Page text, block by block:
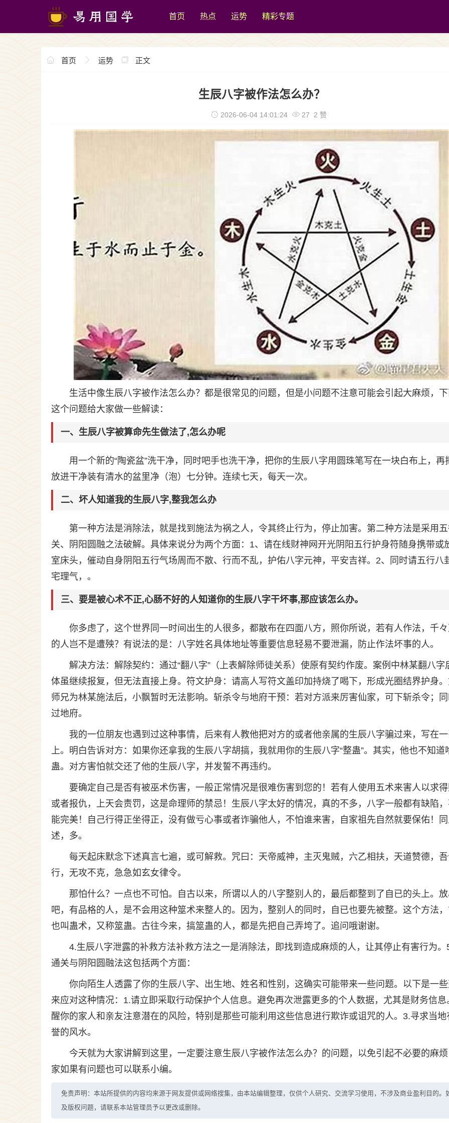
首页 热点 运势 精彩专题
首页 运势 正文
生辰八字被作法怎么办？
2026-06-04 14:01:24 27 2 赞
生活中像生辰八字被作法怎么办？都是很常见的问题，但是小问题不注意可能会引起大麻烦，
这个问题给大家做一些解读：
一、生辰八字被算命先生做法了,怎么办呢
用一个新的“陶瓷盆”洗干净，同时吧手也洗干净，把你的生辰八字用圆珠笔写在一块白布上，再
放进干净装有清水的盆里净（泡）七分钟。连续七天，每天一次。
二、坏人知道我的生辰八字,整我怎么办
第一种方法是消除法，就是找到施法为祸之人，令其终止行为，停止加害。第二种方法是采用
关、阴阳圆融之法破解。具体来说分为两个方面：1、请在线财神网开光阴阳五行护身符随身携带或
室床头，催动自身阴阳五行气场周而不散、行而不乱，护佑八字元神，平安吉祥。2、同时请五行八
宅理气，。
三、要是被心术不正,心肠不好的人知道你的生辰八字干坏事,那应该怎么办。
你多虑了，这个世界同一时间出生的人很多，都散布在四面八方，照你所说，若有人作法，千
的人岂不是遭殃？有说法的是：八字姓名具体地址等重要信息轻易不要泄漏，防止作法坏事的人。
解决方法：解除契约：通过“翻八字”（上表解除师徒关系）使原有契约作废。案例中林某翻八字
体虽继续报复，但无法直接上身。符文护身：请高人写符文盖印加持烧了喝下，形成光圈结界护身
师兄为林某施法后，小飘暂时无法影响。斩杀令与地府干预：若对方派来厉害仙家，可下斩杀令；
过地府。
我的一位朋友也遇到过这种事情，后来有人教他把对方的或者他亲属的生辰八字骗过来，写在
上。明白告诉对方：如果你还拿我的生辰八字胡搞，我就用你的生辰八字“整蛊”。其实，他也不知道
蛊。对方害怕就交还了他的生辰八字，并发誓不再违约。
要确定自己是否有被巫术伤害，一般正常情况是很难伤害到您的！若有人使用五术来害人以求
或者报仇，上天会责罚，这是命理师的禁忌！生辰八字太好的情况，真的不多，八字一般都有缺陷
能完美！自己行得正坐得正，没有做亏心事或者诈骗他人，不怕谁来害，自家祖先自然就要保佑！
述，多。
每天起床默念下述真言七遍，或可解救。咒曰：天帝威神，主灭鬼贼，六乙相扶，天道赞德，
行，无攻不克，急急如玄女律令。
那怕什么？一点也不可怕。自古以来，所谓以人的八字整别人的，最后都整到了自已的头上。
吧，有品格的人，是不会用这种筮术来整人的。因为，整别人的同时，自已也要先被整。这个方法
也叫蛊术，又称筮蛊。古往今来，搞筮蛊的人，都是先把自己弄垮了。追问哦谢谢。
4.生辰八字泄露的补救方法补救方法之一是消除法，即找到造成麻烦的人，让其停止有害行为。
通关与阴阳圆融法这包括两个方面：
你向陌生人透露了你的生辰八字、出生地、姓名和性别，这确实可能带来一些问题。以下是一
来应对这种情况：1.请立即采取行动保护个人信息。避免再次泄露更多的个人数据，尤其是财务信息
醒你的家人和亲友注意潜在的风险，特别是那些可能利用这些信息进行欺诈或诅咒的人。3.寻求当地
誉的风水。
今天就为大家讲解到这里，一定要注意生辰八字被作法怎么办？的问题，以免引起不必要的麻
家如果有问题也可以联系小编。
免责声明：本站所提供的内容均来源于网友提供或网络搜集，由本站编辑整理，仅供个人研究、交流学习使用，不涉及商业盈利目的。
及版权问题，请联系本站管理员予以更改或删除。